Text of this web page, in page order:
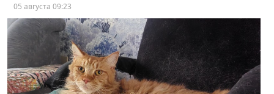
05 августа 09:23